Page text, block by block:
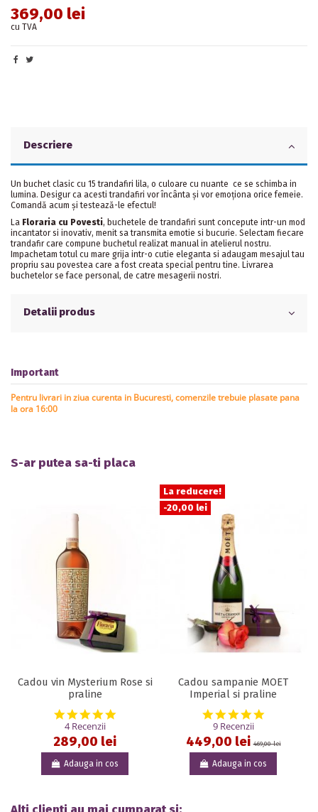
369,00 lei
cu TVA
Descriere
Un buchet clasic cu 15 trandafiri lila, o culoare cu nuante ce se schimba in
lumina. Desigur ca acesti trandafiri vor încânta și vor emoționa orice femeie.
Comandă acum și testează-le efectul!
La Floraria cu Povesti, buchetele de trandafiri sunt concepute intr-un mod
incantator si inovativ, menit sa transmita emotie si bucurie. Selectam fiecare
trandafir care compune buchetul realizat manual in atelierul nostru.
Impachetam totul cu mare grija intr-o cutie eleganta si adaugam mesajul tau
propriu sau povestea care a fost creata special pentru tine. Livrarea
buchetelor se face personal, de catre mesagerii nostri.
Detalii produs
Important
Pentru livrari in ziua curenta in Bucuresti, comenzile trebuie plasate pana
la ora 16:00
S-ar putea sa-ti placa
Cadou vin Mysterium Rose si
praline
5.0 star rating
4 Recenzii
289,00 lei
Adauga in cos
La reducere!
-20,00 lei
Cadou sampanie MOET
Imperial si praline
5.0 star
9 Recenzii
449,00 lei469,00 lei
Adauga in cos